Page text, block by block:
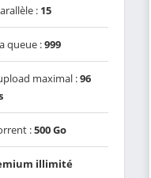
: 15
queue :999
maximal :96
:500 Go
illimité